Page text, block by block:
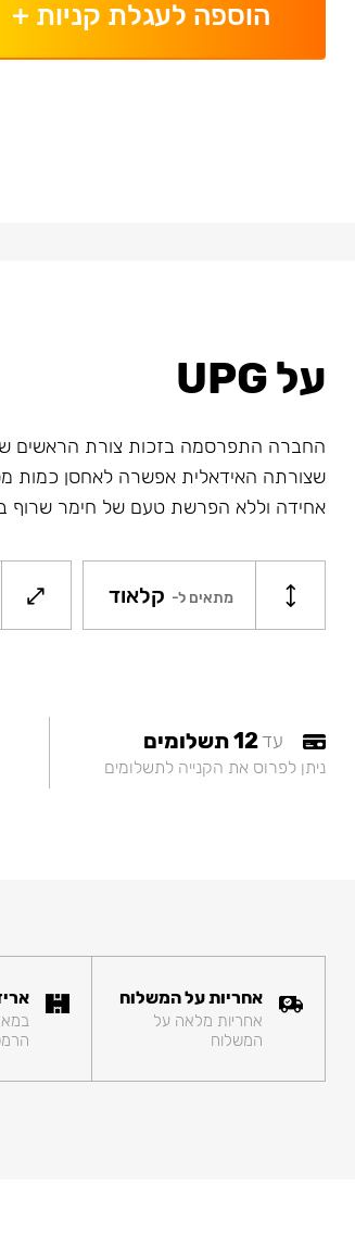
הוספה לעגלת קניות +
על UPG
החברה התפרסמה בזכות צורת הראשים
שצורתה האידאלית אפשרה לאחסן כמות
אחידה וללא הפרשת טעם של חימר שרוף
מתאים ל- קלאוד
עד12 תשלומים
ניתן לפרוס את הקנייה לתשלומים
אחריות על המשלוח
אחריות מלאה על
המשלוח